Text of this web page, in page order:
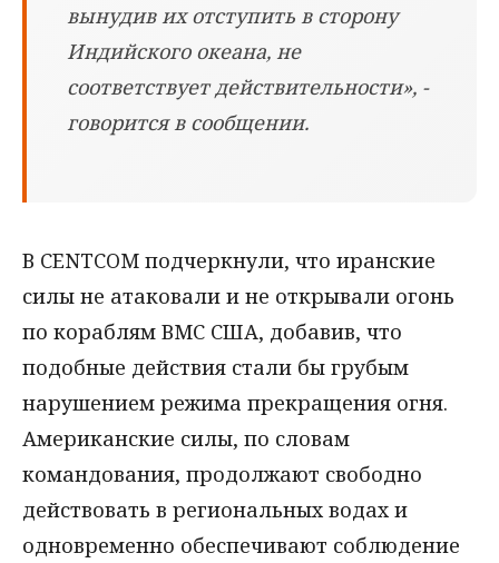
вынудив их отступить в сторону
Индийского океана, не
соответствует действительности», -
говорится в сообщении.
В CENTCOM подчеркнули, что иранские
силы не атаковали и не открывали огонь
по кораблям ВМС США, добавив, что
подобные действия стали бы грубым
нарушением режима прекращения огня.
Американские силы, по словам
командования, продолжают свободно
действовать в региональных водах и
одновременно обеспечивают соблюдение